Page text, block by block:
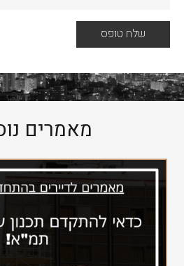
מאמרים